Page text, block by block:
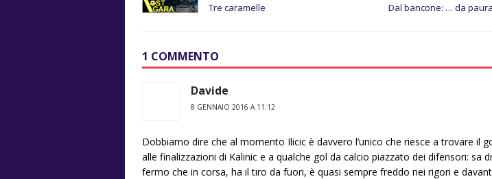
Tre caramelle Dal bancone: … da
1 COMMENTO
Davide
8 GENNAIO 2016 A 11:12
Dobbiamo dire che al momento Ilicic è davvero l’unico che riesce a trovare il
alle finalizzazioni di Kalinic e a qualche gol da calcio piazzato dei difensori: sa
fermo che in corsa, ha il tiro da fuori, è quasi sempre freddo nei rigori e